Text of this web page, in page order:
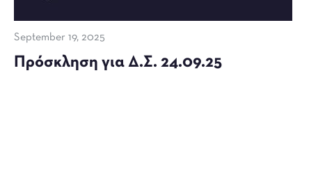
September 19, 2025
Πρόσκληση για Δ.Σ. 24.09.25